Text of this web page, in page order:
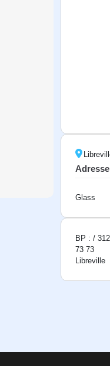
Adresse
Glass
BP : /
73 73
Libreville